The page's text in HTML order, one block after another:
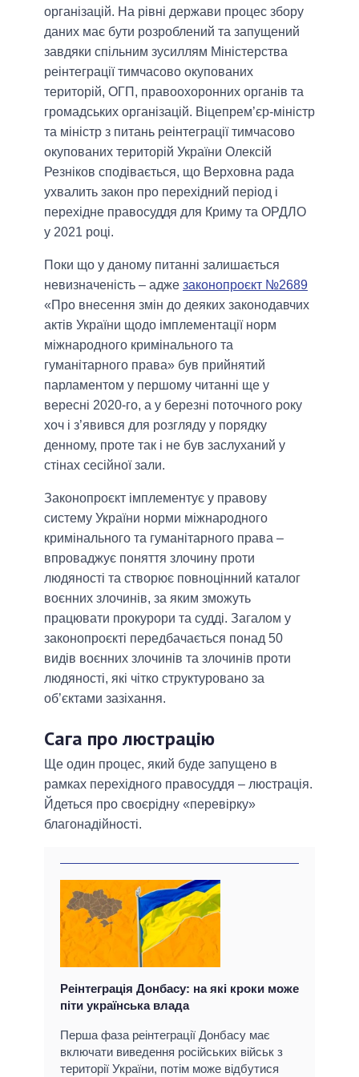
організацій. На рівні держави процес збору
даних має бути розроблений та запущений
завдяки спільним зусиллям Міністерства
реінтеграції тимчасово окупованих
територій, ОГП, правоохоронних органів та
громадських організацій. Віцепрем’єр-міністр
та міністр з питань реінтеграції тимчасово
окупованих територій України Олексій
Резніков сподівається, що Верховна рада
ухвалить закон про перехідний період і
перехідне правосуддя для Криму та ОРДЛО
у 2021 році.
Поки що у даному питанні залишається
невизначеність – адже законопроєкт №2689
«Про внесення змін до деяких законодавчих
актів України щодо імплементації норм
міжнародного кримінального та
гуманітарного права» був прийнятий
парламентом у першому читанні ще у
вересні 2020-го, а у березні поточного року
хоч і з’явився для розгляду у порядку
денному, проте так і не був заслуханий у
стінах сесійної зали.
Законопроєкт імплементує у правову
систему України норми міжнародного
кримінального та гуманітарного права –
впроваджує поняття злочину проти
людяності та створює повноцінний каталог
воєнних злочинів, за яким зможуть
працювати прокурори та судді. Загалом у
законопроєкті передбачається понад 50
видів воєнних злочинів та злочинів проти
людяності, які чітко структуровано за
об’єктами зазіхання.
Сага про люстрацію
Ще один процес, який буде запущено в
рамках перехідного правосуддя – люстрація.
Йдеться про своєрідну «перевірку»
благонадійності.
Реінтеграція Донбасу: на які кроки може
піти українська влада
Перша фаза реінтеграції Донбасу має
включати виведення російських військ з
території України, потім може відбутися